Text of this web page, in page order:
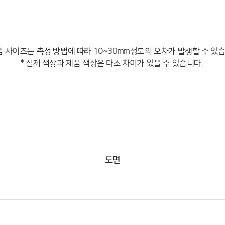
사이즈는 측정 방법에 따라 10~30mm정도의 오차가 발생할 수 있
* 실제 색상과 제품 색상은 다소 차이가 있을 수 있습니다.
도면